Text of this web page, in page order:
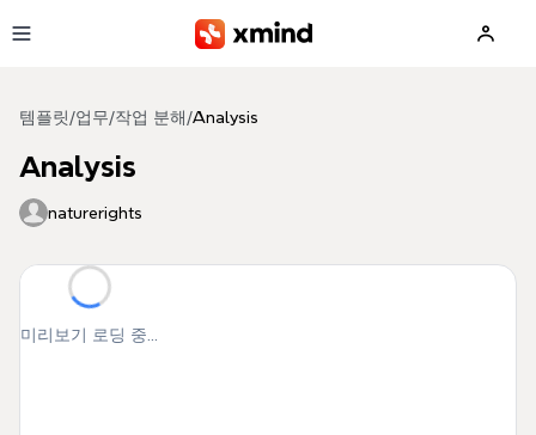
템플릿 /업무/작업 분해 /Analysis
Analysis
naturerights
미리보기 로딩 중...